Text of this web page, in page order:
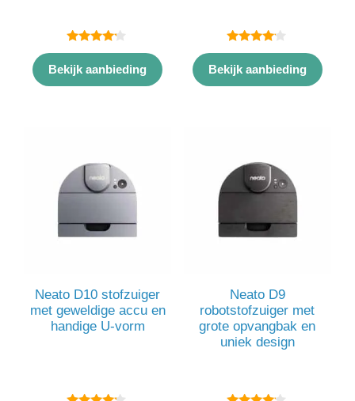
4.00
van 5
Bekijk aanbieding
4.00
van 5
Bekijk aanbieding
Neato D10 stofzuiger
met geweldige accu en
handige U-vorm
Neato D9
robotstofzuiger met
grote opvangbak en
uniek design